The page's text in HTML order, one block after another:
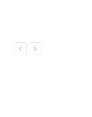
Previous
Next